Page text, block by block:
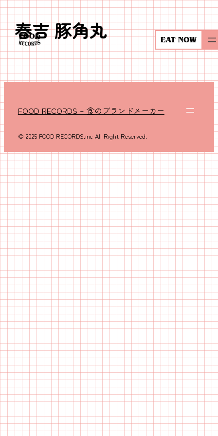
内
容
を
ス
キ
ッ
プ
EAT NOW
春吉 豚角丸
FOOD RECORDS – 食のブランドメーカー
© 2025 FOOD RECORDS.inc All Right Reserved.